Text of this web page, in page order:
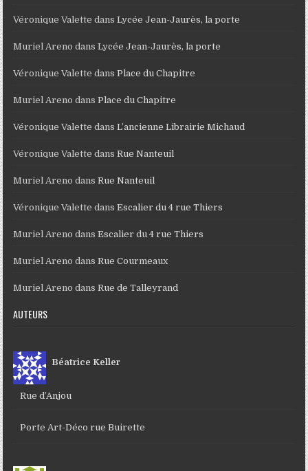
Véronique Valette dansLycée Jean-Jaurès, la porte
Muriel Areno dansLycée Jean-Jaurès, la porte
Véronique Valette dansPlace du Chapitre
Muriel Areno dansPlace du Chapitre
Véronique Valette dansL’ancienne Librairie Michaud
Véronique Valette dansRue Nanteuil
Muriel Areno dansRue Nanteuil
Véronique Valette dansEscalier du 4 rue Thiers
Muriel Areno dansEscalier du 4 rue Thiers
Muriel Areno dansRue Courmeaux
Muriel Areno dansRue de Talleyrand
AUTEURS
Béatrice Keller
Rue d’Anjou
Porte Art-Déco rue Buirette